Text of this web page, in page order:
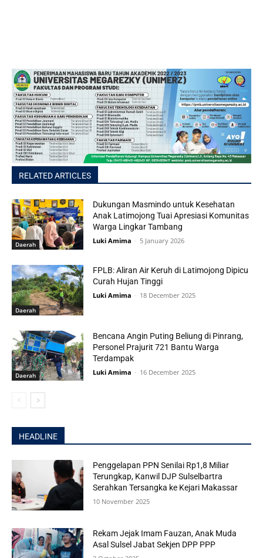
RELATED ARTICLES
Daerah
Dukungan Masmindo untuk Kesehatan
Anak Latimojong Tuai Apresiasi Komunitas
Warga Lingkar Tambang
Luki Amima - 5 January 2026
Daerah
FPLB: Aliran Air Keruh di Latimojong Dipicu
Curah Hujan Tinggi
Luki Amima - 18 December 2025
Daerah
Bencana Angin Puting Beliung di Pinrang,
Personel Prajurit 721 Bantu Warga
Terdampak
Luki Amima - 16 December 2025
HEADLINE
Penggelapan PPN Senilai Rp1,8 Miliar
Terungkap, Kanwil DJP Sulselbartra
Serahkan Tersangka ke Kejari Makassar
10 November 2025
Rekam Jejak Imam Fauzan, Anak Muda
Asal Sulsel Jabat Sekjen DPP PPP